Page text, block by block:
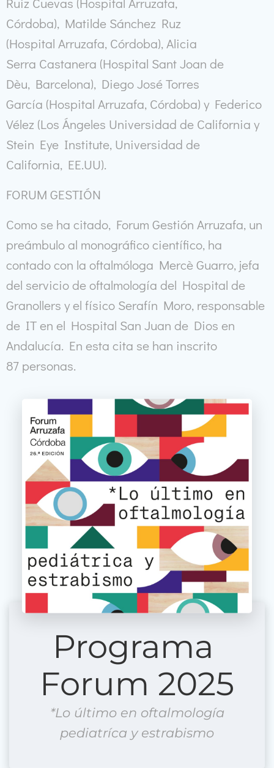
Córdoba), Matilde Sánchez Ruz
(Hospital Arruzafa, Córdoba), Alicia
Serra Castanera (Hospital Sant Joan de
Dèu, Barcelona), Diego José Torres
García (Hospital Arruzafa, Córdoba) y Federico
Vélez (Los Ángeles Universidad de California y
Stein Eye Institute, Universidad de
California, EE.UU).
FORUM GESTIÓN
Como se ha citado, Forum Gestión Arruzafa, un
preámbulo al monográfico científico, ha
contado con la oftalmóloga Mercè Guarro, jefa
del servicio de oftalmología del Hospital de
Granollers y el físico Serafín Moro, responsable
de IT en el Hospital San Juan de Dios en
Andalucía. En esta cita se han inscrito
87 personas.
Programa
Forum 2025
*Lo último en oftalmología
pediatríca y estrabismo